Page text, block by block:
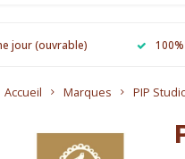
jour (ouvrable)
Accueil Marques PIP